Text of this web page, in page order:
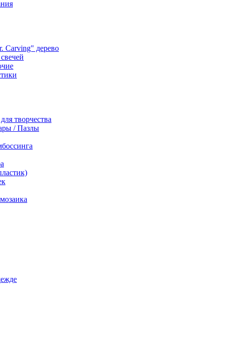
Carving" дерево
творчества
/ Пазлы